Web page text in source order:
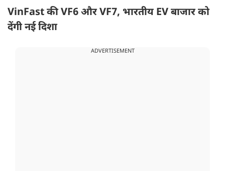
VinFast की VF6 और VF7, भारतीय EV बाजार को
देंगी नई दिशा
ADVERTISEMENT